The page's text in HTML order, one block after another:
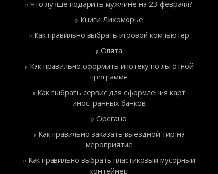
Что лучше подарить мужчине на 23 февраля?
Книги Лихоморье
Как правильно выбрать игровой компьютер
Опята
Как правильно оформить ипотеку по льготной
программе
Как выбрать сервис для оформления карт
иностранных банков
Орегано
Как правильно заказать выездной тир на
мероприятие
Как правильно выбрать пластиковый мусорный
контейнер